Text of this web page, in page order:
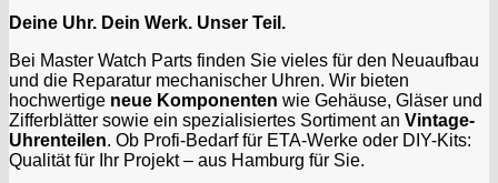
Deine Uhr. Dein Werk. Unser Teil.
Bei Master Watch Parts finden Sie vieles für den Neuaufbau
und die Reparatur mechanischer Uhren. Wir bieten
hochwertige neue Komponenten wie Gehäuse, Gläser und
Zifferblätter sowie ein spezialisiertes Sortiment an Vintage-
Uhrenteilen. Ob Profi-Bedarf für ETA-Werke oder DIY-Kits:
Qualität für Ihr Projekt – aus Hamburg für Sie.